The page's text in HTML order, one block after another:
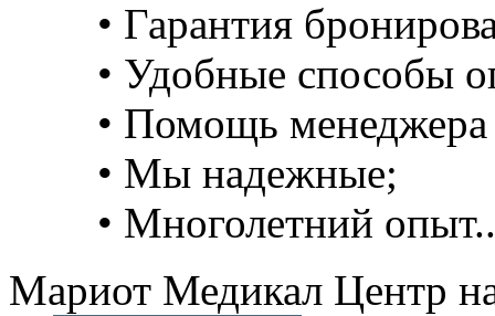
• Гарантия
• Удобные способы
• Помощь
• Мы надежные;
• Многолетний
Мариот Медикал Центр